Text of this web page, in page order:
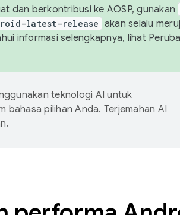
dan berkontribusi ke AOSP, gunakan
latest-release akan selalu
informasi selengkapnya, lihat
teknologi AI untuk
bahasa pilihan Anda. Terjemahan AI